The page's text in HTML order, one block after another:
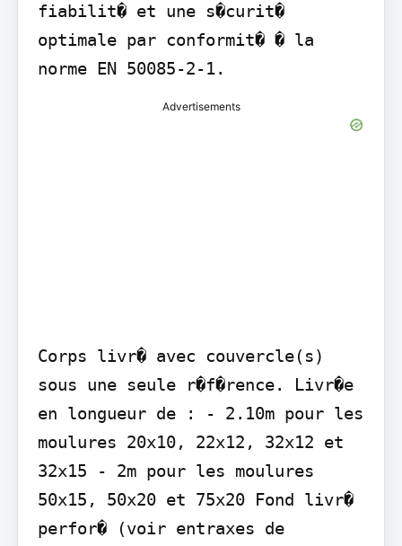
fiabilit� et une s�curit�
optimale par conformit� � la
norme EN 50085-2-1.
Advertisements
Corps livr� avec couvercle(s)
sous une seule r�f�rence. Livr�e
en longueur de : - 2.10m pour les
moulures 20x10, 22x12, 32x12 et
32x15 - 2m pour les moulures
50x15, 50x20 et 75x20 Fond livr�
perfor� (voir entraxes de